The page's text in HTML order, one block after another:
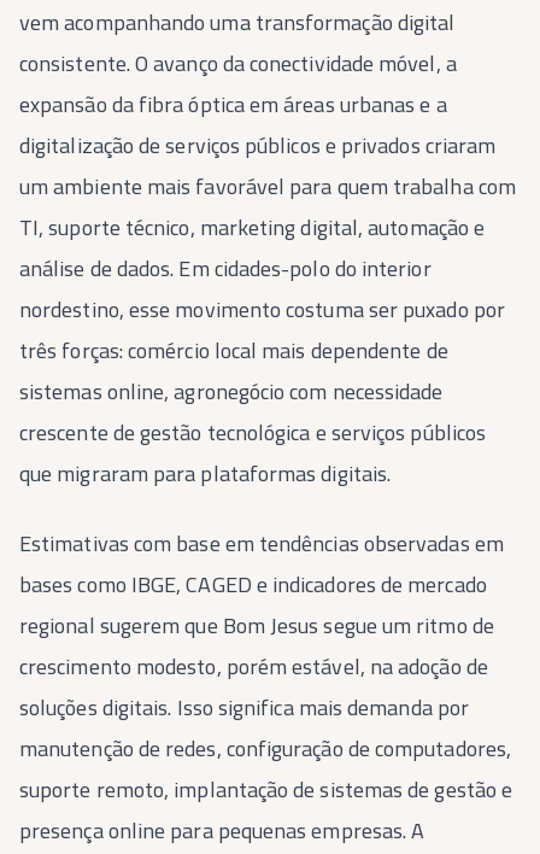
vem acompanhando uma transformação digital
consistente. O avanço da conectividade móvel, a
expansão da fibra óptica em áreas urbanas e a
digitalização de serviços públicos e privados criaram
um ambiente mais favorável para quem trabalha com
TI, suporte técnico, marketing digital, automação e
análise de dados. Em cidades-polo do interior
nordestino, esse movimento costuma ser puxado por
três forças: comércio local mais dependente de
sistemas online, agronegócio com necessidade
crescente de gestão tecnológica e serviços públicos
que migraram para plataformas digitais.
Estimativas com base em tendências observadas em
bases como IBGE, CAGED e indicadores de mercado
regional sugerem que Bom Jesus segue um ritmo de
crescimento modesto, porém estável, na adoção de
soluções digitais. Isso significa mais demanda por
manutenção de redes, configuração de computadores,
suporte remoto, implantação de sistemas de gestão e
presença online para pequenas empresas. A